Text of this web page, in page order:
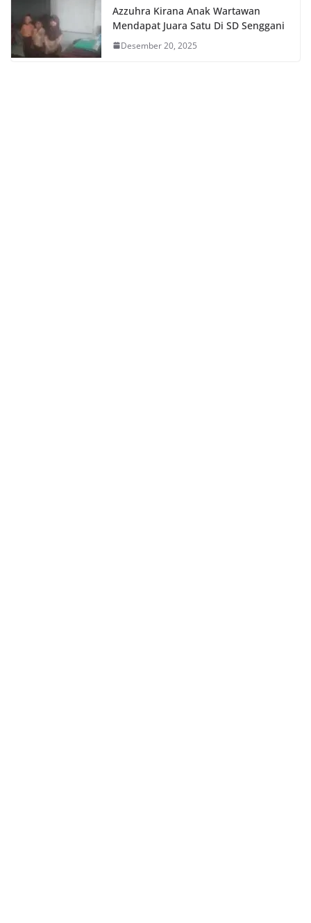
Azzuhra Kirana Anak Wartawan
Mendapat Juara Satu Di SD Senggani
Desember 20, 2025